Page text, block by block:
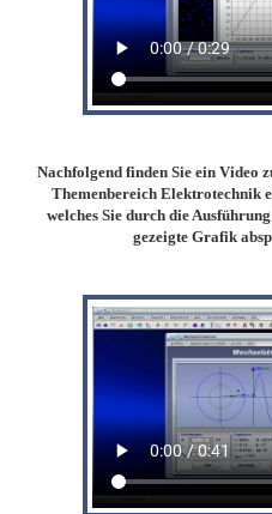
Nachfolgend finden Sie ein Video
Themenbereich Elektrotechnik
welches Sie durch die
gezeigte Grafik